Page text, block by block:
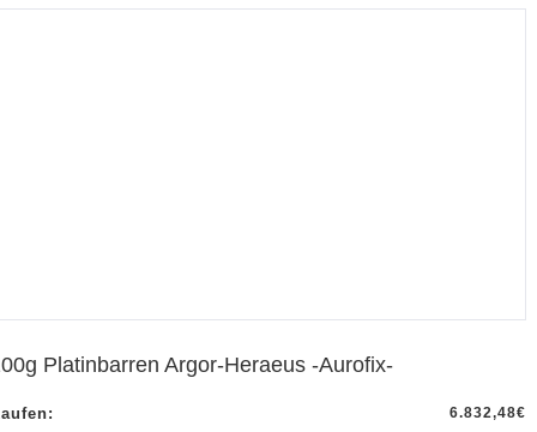
Platinbarren Argor-Heraeus -Aurofix-
6.832,48€